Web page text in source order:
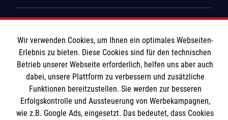
Angebote
Mitmachen
Wir Malteser
Informationen
Kontakt
Datenschutz
Malteser online
Wir verwenden Cookies, um Ihnen ein optimales Webseiten-
Erlebnis zu bieten. Diese Cookies sind für den technischen
Betrieb unserer Webseite erforderlich, helfen uns aber auch
dabei, unsere Plattform zu verbessern und zusätzliche
Funktionen bereitzustellen. Sie werden zur besseren
Erfolgskontrolle und Aussteuerung von Werbekampagnen,
wie z.B. Google Ads, eingesetzt. Das bedeutet, dass Cookies